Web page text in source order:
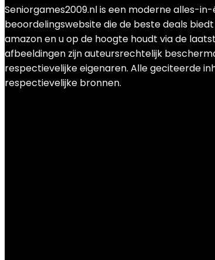
Seniorgames2009.nl is een moderne alles-
beoordelingswebsite die de beste deals
amazon en u op de hoogte houdt via de
afbeeldingen zijn auteursrechtelijk
respectievelijke eigenaren. Alle geciteerde
respectievelijke bronnen.